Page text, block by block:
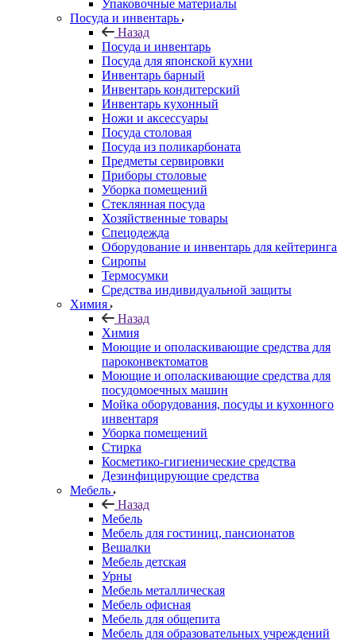
Упаковочные материалы
Посуда и инвентарь
Назад
Посуда и инвентарь
Посуда для японской кухни
Инвентарь барный
Инвентарь кондитерский
Инвентарь кухонный
Ножи и аксессуары
Посуда столовая
Посуда из поликарбоната
Предметы сервировки
Приборы столовые
Уборка помещений
Стеклянная посуда
Хозяйственные товары
Спецодежда
Оборудование и инвентарь для кейтеринга
Сиропы
Термосумки
Средства индивидуальной защиты
Химия
Назад
Химия
Моющие и ополаскивающие средства для
пароконвектоматов
Моющие и ополаскивающие средства для
посудомоечных машин
Мойка оборудования, посуды и кухонного
инвентаря
Уборка помещений
Стирка
Косметико-гигиенические средства
Дезинфицирующие средства
Мебель
Назад
Мебель
Мебель для гостиниц, пансионатов
Вешалки
Мебель детская
Урны
Мебель металлическая
Мебель офисная
Мебель для общепита
Мебель для образовательных учреждений